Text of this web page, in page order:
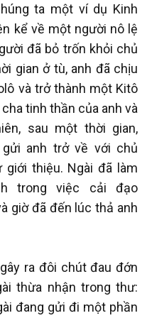
ta một ví dụ Kinh
kể về một người nô lệ
đã bỏ trốn khỏi chủ
gian ở tù, anh đã chịu
và trở thành một Kitô
tinh thần của anh và
sau một thời gian,
gửi anh trở về với chủ
thiệu. Ngài đã làm
trong việc cải đạo
giờ đã đến lúc thả anh
ra đôi chút đau đớn
thừa nhận trong thư:
đang gửi đi một phần